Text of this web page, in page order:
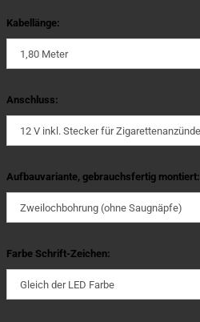
Kabellänge:
Anschluss:
Aufbauvariante, gebrauchsfertig montiert:
Farbe Schrift-Zeichen: